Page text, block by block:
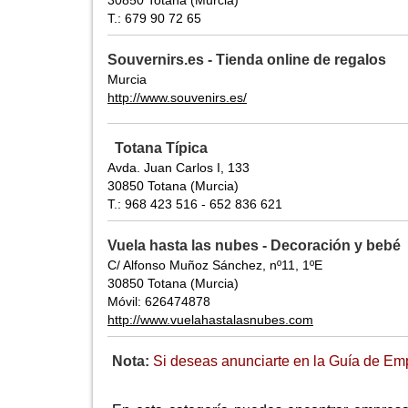
T.: 679 90 72 65
Souvernirs.es - Tienda online de regalos
Murcia
http://www.souvenirs.es/
Totana Típica
Avda. Juan Carlos I, 133
30850 Totana (Murcia)
T.: 968 423 516 - 652 836 621
Vuela hasta las nubes - Decoración y bebé
C/ Alfonso Muñoz Sánchez, nº11, 1ºE
30850 Totana (Murcia)
Móvil: 626474878
http://www.vuelahastalasnubes.com
Nota: Si deseas anunciarte en la Guía de